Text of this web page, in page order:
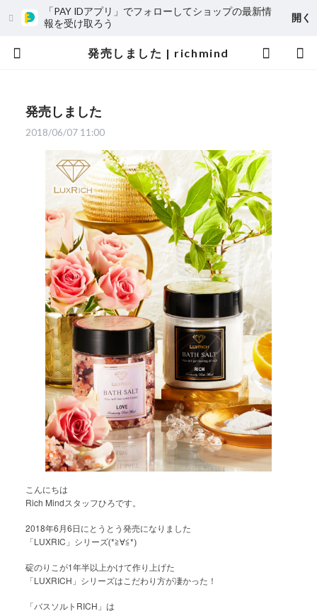
「PAY IDアプリ」でフォローしてショップの最新情
報を受け取ろう
開く
発売しました | richmind
発売しました
2018/06/07 11:00
こんにちは
Rich Mindスタッフひろです。
2018年6 月6 日にとうとう発売になりました
「 LUXRIC 」シリーズ(*≧∀≦*)
碇のりこが1年半以上かけて作り上げた
「 LUXRICH 」シリーズはこだわり方が凄かった！
「バスソルト RICH 」は